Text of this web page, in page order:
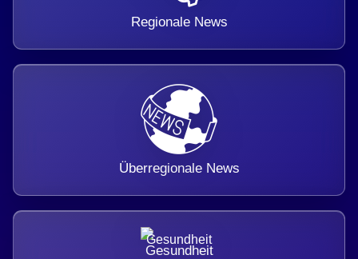
Regionale News
Überregionale News
Gesundheit